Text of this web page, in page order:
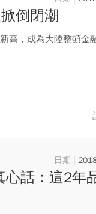
倒閉潮
高，成為大陸整頓金
心話：這2年